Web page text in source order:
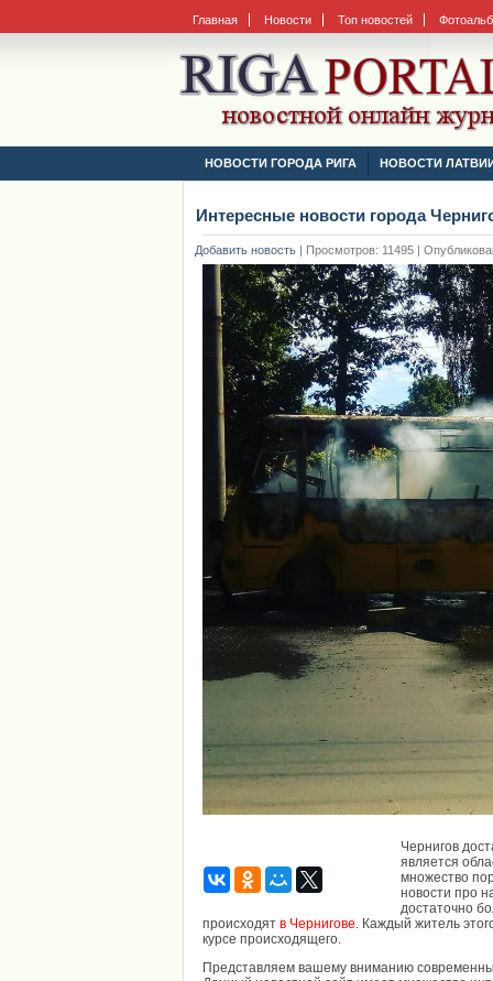
Главная Новости Топ новостей
НОВОСТИ ГОРОДА РИГА НОВОСТИ
Интересные новости города
Добавить новость | Просмотров: 11495 |
Чернигов
является
множество
новости про
достаточно
происходят в Чернигове. Каждый житель
курсе происходящего.
Представляем вашему вниманию